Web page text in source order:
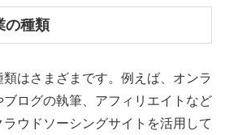
の種類
はさまざまです。例えば、オンラ
ログの執筆、アフィリエイトなど
ウドソーシングサイトを活用して